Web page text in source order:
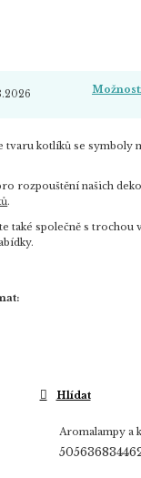
tvaru kotlíků se symboly
rozpouštění našich
.
také společně s trochou
Aromalampy a
Hlídat